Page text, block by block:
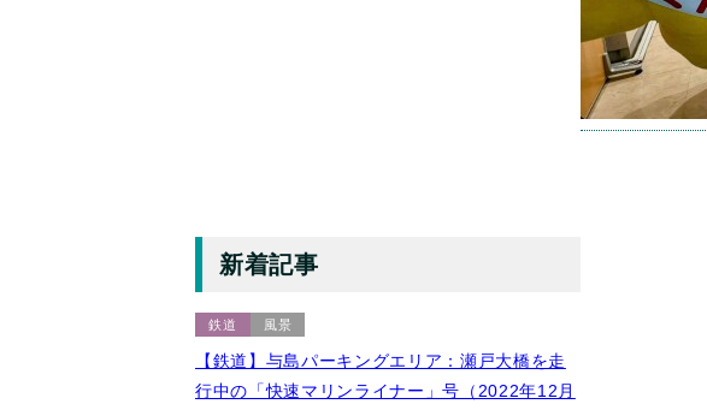
新着記事
鉄道 風景
【鉄道】与島パーキングエリア：瀬戸大橋を走
行中の「快速マリンライナー」号（2022年12月